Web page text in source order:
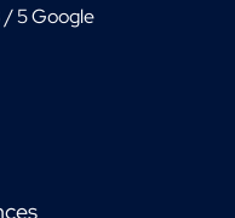
5 Google